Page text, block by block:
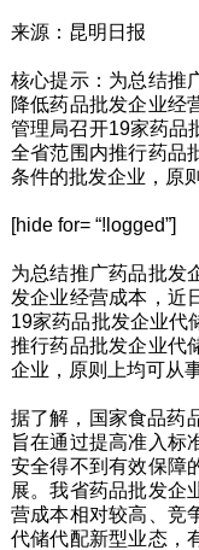
来源：昆明日报
核心提示：为总结推
降低药品批发企业经
管理局召开19家药品
全省范围内推行药品
条件的批发企业，原
[hide for= “!logged”]
为总结推广药品批发
发企业经营成本，近
19家药品批发企业代
推行药品批发企业代
企业，原则上均可从
据了解，国家食品药
旨在通过提高准入标
安全得不到有效保障
展。我省药品批发企
营成本相对较高、竞
代储代配新型业态，